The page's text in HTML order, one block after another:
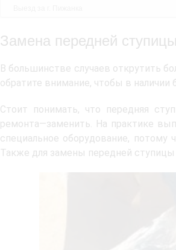
Замена передней
В большинстве случаев открутить
обратите внимание, чтобы в наличии
Стоит понимать, что передняя
ремонта—заменить. На практике
специальное оборудование,
Также для замены передней